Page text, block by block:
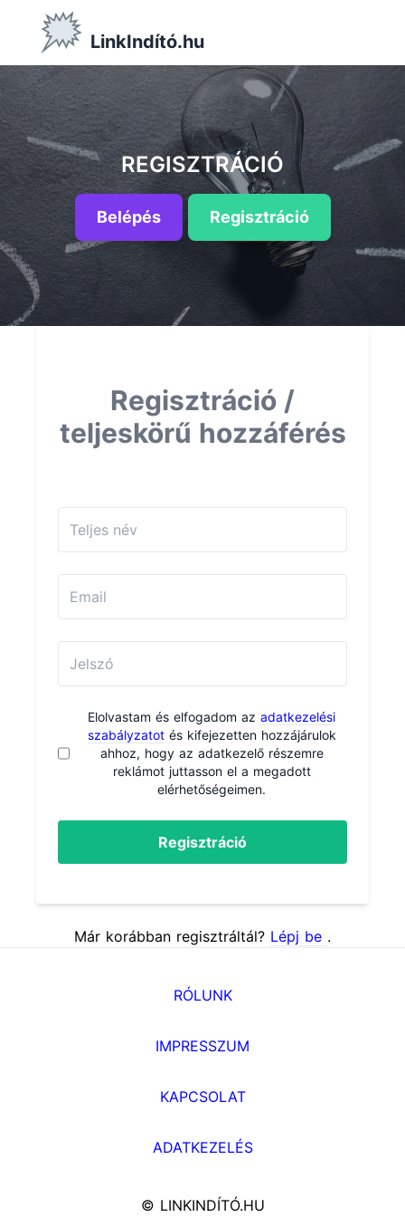
LinkIndító.hu
REGISZTRÁCIÓ
Belépés Regisztráció
Regisztráció /
teljeskörű hozzáférés
Elolvastam és elfogadom azadatkezelési
szabályzatotés kifejezetten hozzájárulok
ahhoz, hogy az adatkezelő részemre
reklámot juttasson el a megadott
elérhetőségeimen.
Regisztráció
Már korábban regisztráltál? Lépj be .
RÓLUNK
IMPRESSZUM
KAPCSOLAT
ADATKEZELÉS
© LINKINDÍTÓ.HU